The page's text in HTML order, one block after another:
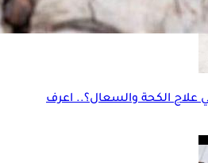
علاج الكحة والسعال؟.. اعرف